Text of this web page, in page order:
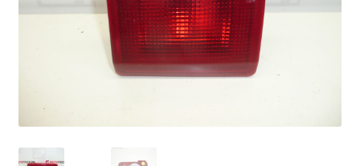
Pagamentos